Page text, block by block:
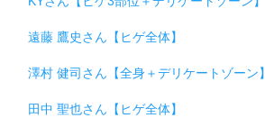
遠藤 鷹史さん【ヒゲ全体】
澤村 健司さん【全身＋デリケートゾーン】
田中 聖也さん【ヒゲ全体】